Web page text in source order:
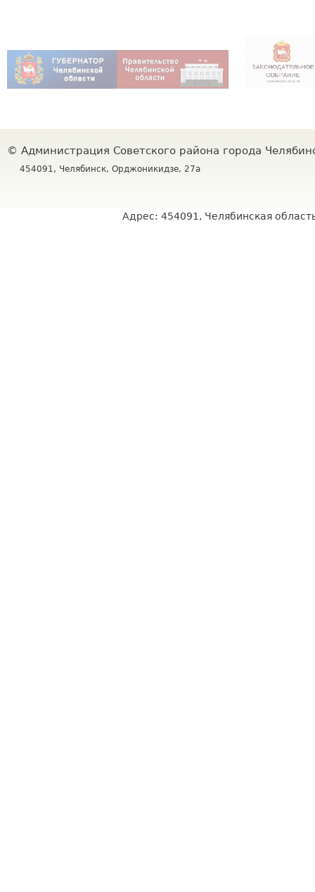
© Администрация Советского района города
454091, Челябинск, Орджоникидзе, 27а
Адрес: 454091, Челябинская